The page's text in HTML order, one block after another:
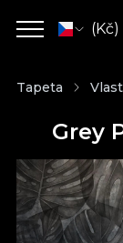
(Kč)
Tapeta
Grey